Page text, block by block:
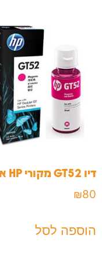
דיו GT52 מקורי HP אדום
₪80
הוספה לסל